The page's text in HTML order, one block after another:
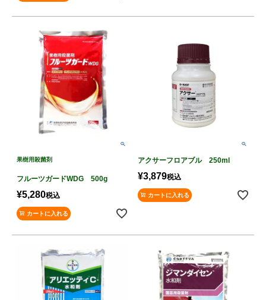
果樹用殺菌剤
フルーツガードWDG 500g
¥5,280税込
カートに入れる
アクサーフロアブル 250ml
¥3,879税込
カートに入れる